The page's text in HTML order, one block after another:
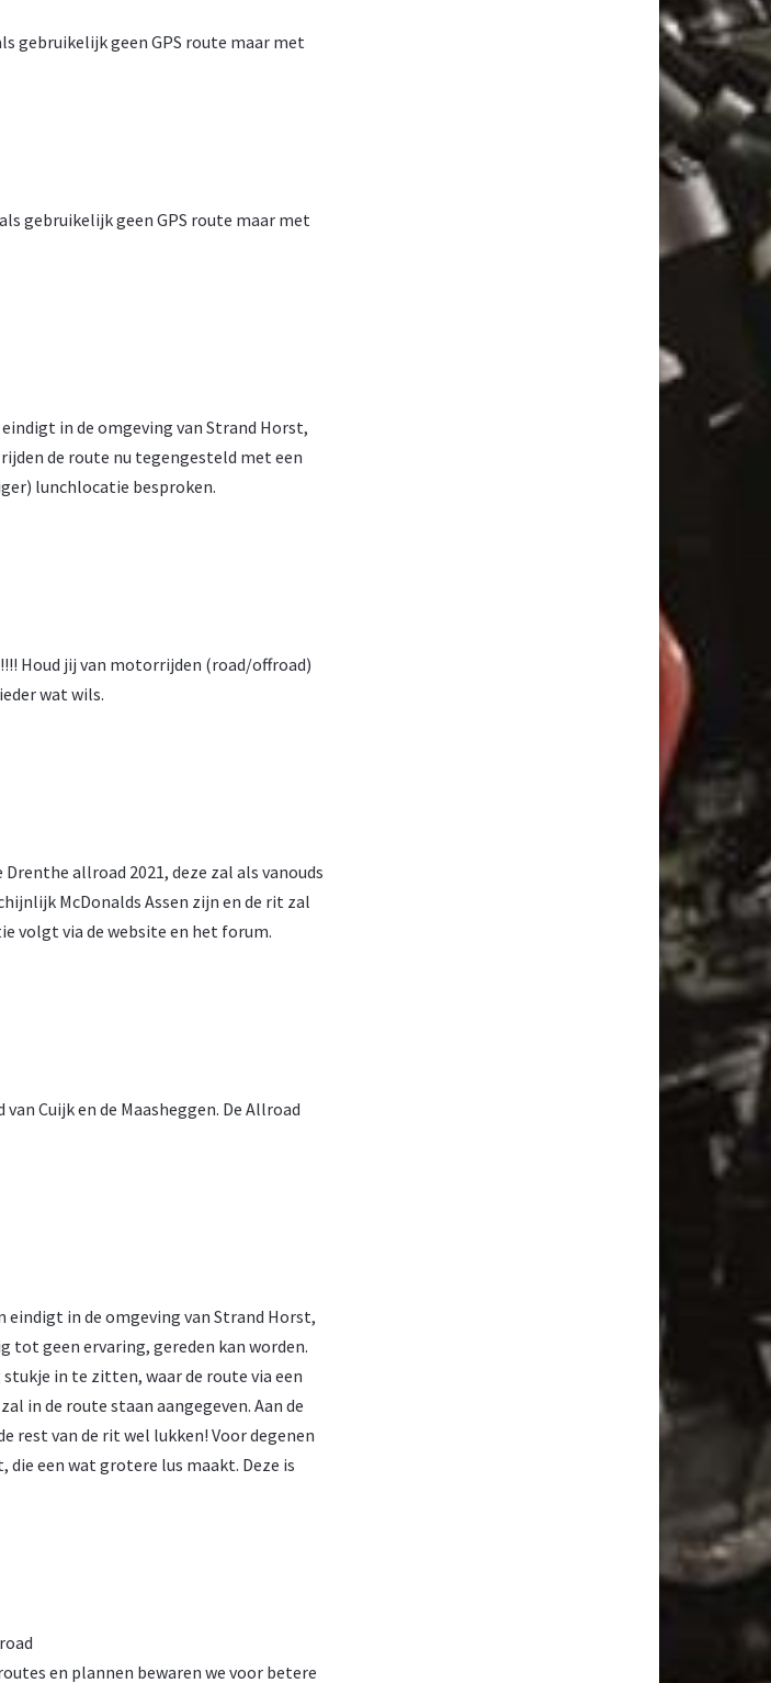
gebruikelijk geen GPS route maar met
gebruikelijk geen GPS route maar met
in de omgeving van Strand Horst,
de route nu tegengesteld met een
lunchlocatie besproken.
Houd jij van motorrijden (road/offroad)
wat wils.
allroad 2021, deze zal als vanouds
McDonalds Assen zijn en de rit zal
volgt via de website en het forum.
Cuijk en de Maasheggen. De Allroad
eindigt in de omgeving van Strand Horst,
tot geen ervaring, gereden kan worden.
in te zitten, waar de route via een
in de route staan aangegeven. Aan de
rest van de rit wel lukken! Voor degenen
een wat grotere lus maakt. Deze is
en plannen bewaren we voor betere